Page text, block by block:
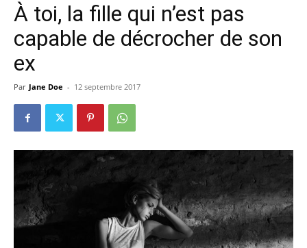
À toi, la fille qui n’est pas
capable de décrocher de son
ex
Par Jane Doe - 12 septembre 2017